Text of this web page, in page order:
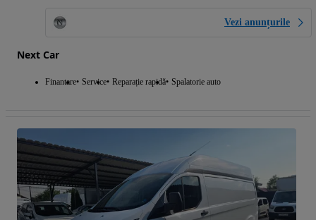
Vezi anunțurile
Next Car
Finantare Service Reparație rapidă Spalatorie auto